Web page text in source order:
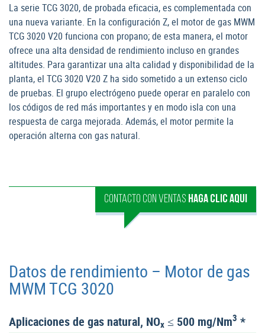
La serie TCG 3020, de probada eficacia, es complementada con
una nueva variante. En la configuración Z, el motor de gas MWM
TCG 3020 V20 funciona con propano; de esta manera, el motor
ofrece una alta densidad de rendimiento incluso en grandes
altitudes. Para garantizar una alta calidad y disponibilidad de la
planta, el TCG 3020 V20 Z ha sido sometido a un extenso ciclo
de pruebas. El grupo electrógeno puede operar en paralelo con
los códigos de red más importantes y en modo isla con una
respuesta de carga mejorada. Además, el motor permite la
operación alterna con gas natural.
CONTACTO CON VENTAS HAGA CLIC AQUI
Datos de rendimiento – Motor de gas
MWM TCG 3020
Aplicaciones de gas natural, NOx ≤ 500 mg/Nm3 *